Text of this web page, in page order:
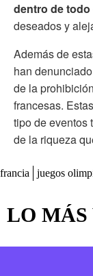
dentro de todo
deseados y
Además de
han
de la
francesas.
tipo de eventos
de la riqueza
francia juegos
LO MÁS